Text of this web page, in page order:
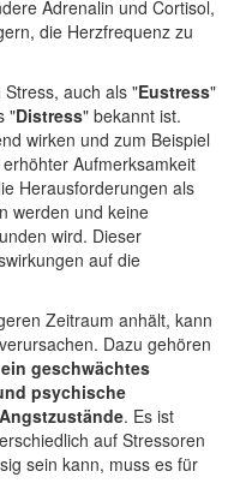
Adrenalin und Cortisol,
die Herzfrequenz zu
Stress, auch als "Eustress"
"Distress" bekannt ist.
wirken und zum Beispiel
Aufmerksamkeit
Herausforderungen als
werden und keine
wird. Dieser
auf die
Zeitraum anhält, kann
Dazu gehören
geschwächtes
psychische
. Es ist
auf Stressoren
sein kann, muss es für